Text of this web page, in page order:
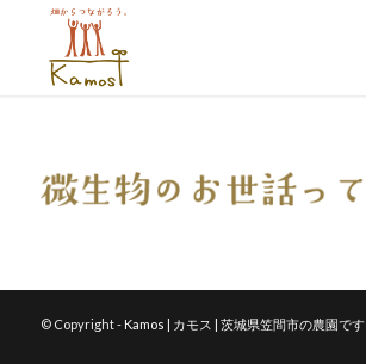
© Copyright - Kamos | カモス | 茨城県笠間市の農園です